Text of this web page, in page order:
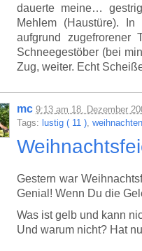
dauerte meine…
Mehlem (Haustüre).
aufgrund zugefrorener
Schneegestöber (bei
Zug, weiter. Echt
mc 9:13 am 18. Dezember
Tags: lustig ( 11 )
Gestern war
Genial! Wenn Du die
Was ist gelb und kann
Und warum nicht? Hat